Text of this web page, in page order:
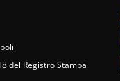
del Registro Stampa